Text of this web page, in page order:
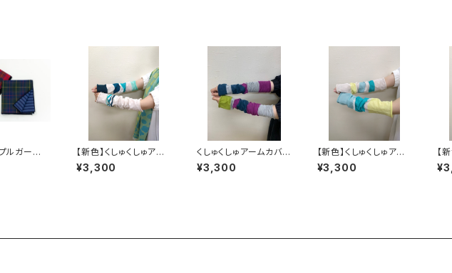
ルガー
オル
【新色】くしゅくしゅアー
ムカバー シーサイド
¥3,300
くしゅくしゅアームカバ
ー キキョウ
¥3,300
【新色】くしゅくしゅアー
ムカバー タンポポ
¥3,300
【
ム